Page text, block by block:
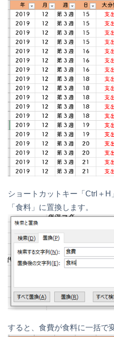
ショートカットキー「Ctrl＋
「食料」に置換します。
すると、食費が食料に一括で